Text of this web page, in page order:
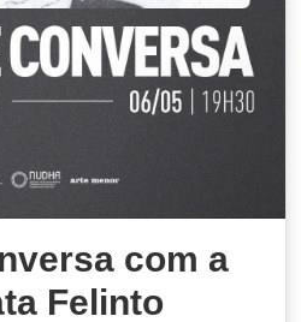
com a
Felinto